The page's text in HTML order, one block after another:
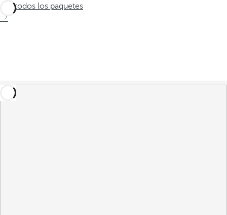
Ver todos los paquetes